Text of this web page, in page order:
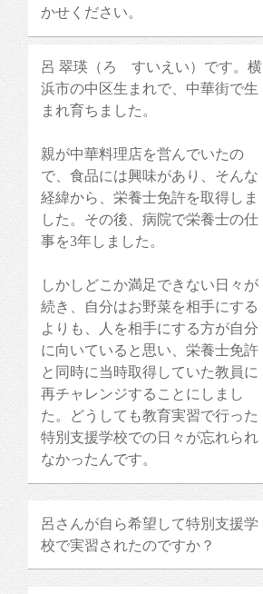
かせください。
呂 翠瑛（ろ すいえい）です。横
浜市の中区生まれで、中華街で生
まれ育ちました。
親が中華料理店を営んでいたの
で、食品には興味があり、そんな
経緯から、栄養士免許を取得しま
した。その後、病院で栄養士の仕
事を3年しました。
しかしどこか満足できない日々が
続き、自分はお野菜を相手にする
よりも、人を相手にする方が自分
に向いていると思い、栄養士免許
と同時に当時取得していた教員に
再チャレンジすることにしまし
た。どうしても教育実習で行った
特別支援学校での日々が忘れられ
なかったんです。
呂さんが自ら希望して特別支援学
校で実習されたのですか？